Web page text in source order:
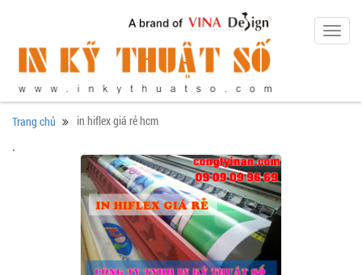
Trang chủ in hiflex giá rẻ hcm
.